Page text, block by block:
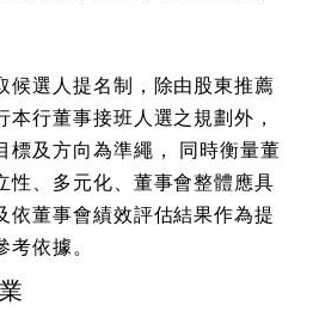
候選人提名制，除由股東推薦
本行董事接班人選之規劃外，
標及方向為準繩， 同時衡量董
性、多元化、董事會整體應具
依董事會績效評估結果作為提
考依據。